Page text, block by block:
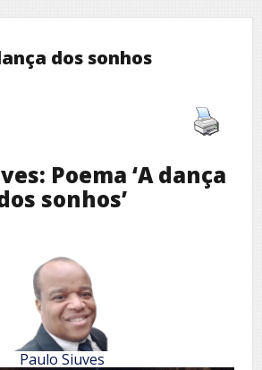
dos sonhos
Poema ‘A dança
sonhos’
Paulo Siuves